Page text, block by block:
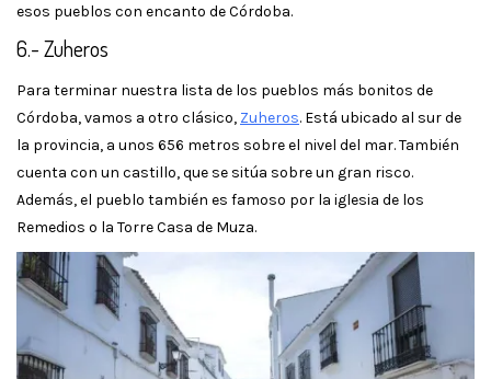
esos pueblos con encanto de Córdoba.
6.- Zuheros
Para terminar nuestra lista de los pueblos más bonitos de
Córdoba, vamos a otro clásico, Zuheros. Está ubicado al sur de
la provincia, a unos 656 metros sobre el nivel del mar. También
cuenta con un castillo, que se sitúa sobre un gran risco.
Además, el pueblo también es famoso por la iglesia de los
Remedios o la Torre Casa de Muza.